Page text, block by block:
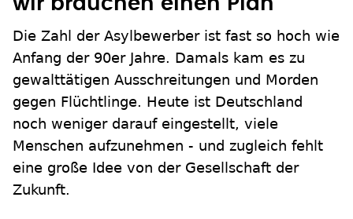
Die Zahl der Asylbewerber ist fast so hoch wie
Anfang der 90er Jahre. Damals kam es zu
gewalttätigen Ausschreitungen und Morden
gegen Flüchtlinge. Heute ist Deutschland
noch weniger darauf eingestellt, viele
Menschen aufzunehmen - und zugleich fehlt
eine große Idee von der Gesellschaft der
Zukunft.